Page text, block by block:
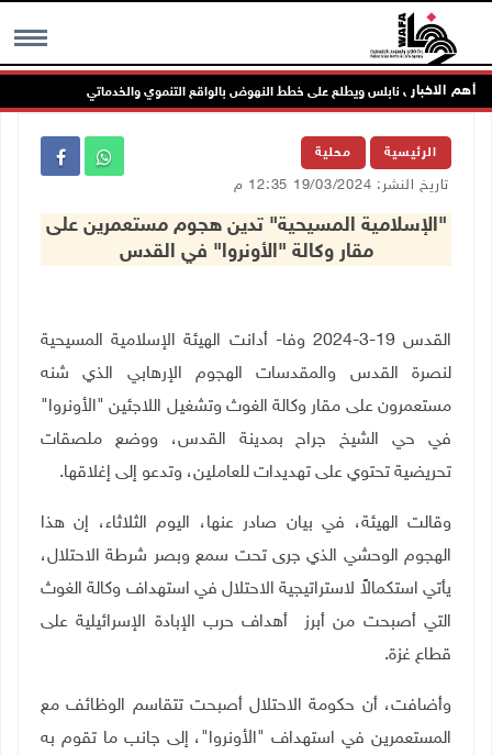
MENU أهم الاخبار
مجلس بلدي نابلس ويطلع على خطط النهوض بالواقع التنموي والخدماتي
الرئيسية محلية
تاريخ النشر: 19/03/2024 12:35 م
"الإسلامية المسيحية" تدين هجوم مستعمرين على
مقار وكالة "الأونروا" في القدس
القدس 19-3-2024 وفا- أدانت الهيئة الإسلامية المسيحية
لنصرة القدس والمقدسات الهجوم الإرهابي الذي شنه
مستعمرون على مقار وكالة الغوث وتشغيل اللاجئين "الأونروا"
في حي الشيخ جراح بمدينة القدس، ووضع ملصقات
تحريضية تحتوي على تهديدات للعاملين، وتدعو إلى إغلاقها.
وقالت الهيئة، في بيان صادر عنها، اليوم الثلاثاء، إن هذا
الهجوم الوحشي الذي جرى تحت سمع وبصر شرطة الاحتلال،
يأتي استكمالاً لاستراتيجية الاحتلال في استهداف وكالة الغوث
التي أصبحت من أبرز أهداف حرب الإبادة الإسرائيلية على
قطاع غزة.
وأضافت، أن حكومة الاحتلال أصبحت تتقاسم الوظائف مع
المستعمرين في استهداف "الأونروا"، إلى جانب ما تقوم به